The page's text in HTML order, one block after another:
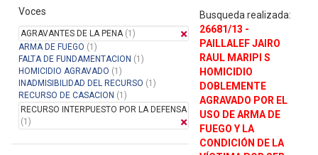
Manual del Usuario
Voces
AGRAVANTES DE LA PENA(1)
ARMA DE FUEGO (1)
FALTA DE FUNDAMENTACION (1)
HOMICIDIO AGRAVADO (1)
INADMISIBILIDAD DEL RECURSO (1)
RECURSO DE CASACION (1)
RECURSO INTERPUESTO POR LA DEFENSA
(1)
Busqueda realizada:
26681/13 -
PAILLALEF JAIRO
RAUL MARIPI S
HOMICIDIO
DOBLEMENTE
AGRAVADO POR EL
USO DE ARMA DE
FUEGO Y LA
CONDICIÓN DE LA